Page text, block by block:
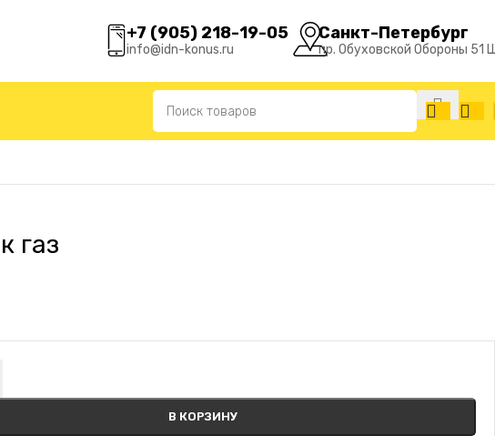
+7 (905) 218-19-05
info@idn-konus.ru
Санкт-Петербург
пр. Обуховской Обороны 51
газ
В КОРЗИНУ